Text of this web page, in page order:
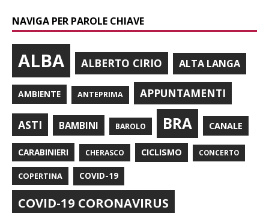
NAVIGA PER PAROLE CHIAVE
ALBA ALBERTO CIRIO ALTA LANGA
AMBIENTE ANTEPRIMA APPUNTAMENTI
ASTI BAMBINI BAROLO BRA CANALE
CARABINIERI CHERASCO CICLISMO CONCERTO
COPERTINA COVID-19
COVID-19 CORONAVIRUS